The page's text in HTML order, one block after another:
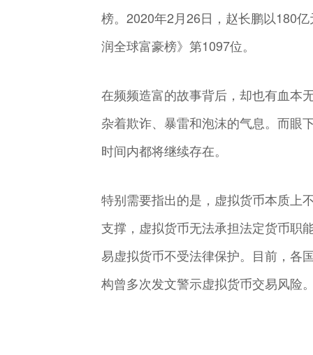
榜。2020年2月26日，赵长鹏以180
润全球富豪榜》第1097位。
在频频造富的故事背后，却也有血本
杂着欺诈、暴雷和泡沫的气息。而眼
时间内都将继续存在。
特别需要指出的是，虚拟货币本质上
支撑，虚拟货币无法承担法定货币职
易虚拟货币不受法律保护。目前，各
构曾多次发文警示虚拟货币交易风险